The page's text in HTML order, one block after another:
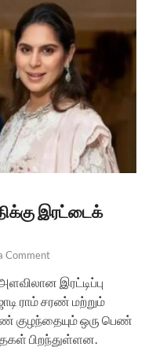
இரட்டைக்
Comment
இரட்டிப்பு
ராம் சரண் மற்றும்
குழந்தையும் ஒரு பெண்
பிறந்துள்ளன.